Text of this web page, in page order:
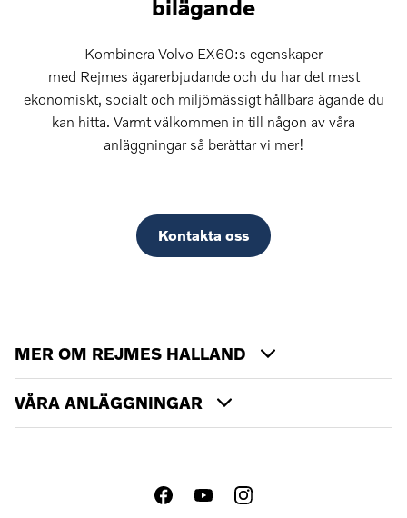
bilägande
Kombinera Volvo EX60:s egenskaper
med Rejmes ägarerbjudande och du har det mest
ekonomiskt, socialt och miljömässigt hållbara ägande du
kan hitta. Varmt välkommen in till någon av våra
anläggningar så berättar vi mer!
Kontakta oss
MER OM REJMES HALLAND
VÅRA ANLÄGGNINGAR